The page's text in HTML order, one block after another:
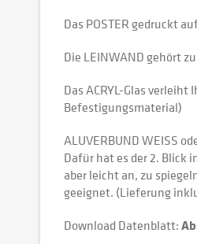
Das POSTER gedruckt
Die LEINWAND gehört
Das ACRYL-Glas
Befestigungsmaterial)
ALUVERBUND WEISS
Dafür hat es der 2. Blick
aber leicht an, zu
geeignet. (Lieferung
Download Datenblatt: